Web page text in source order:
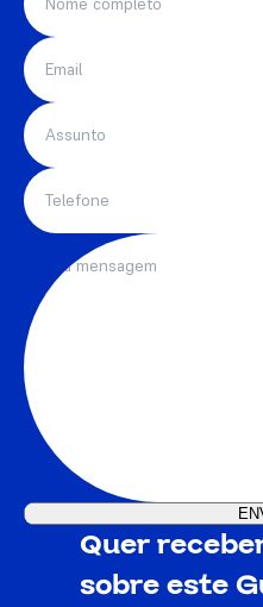
Quer
sobre este